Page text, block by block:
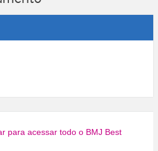
para acessar todo o BMJ Best